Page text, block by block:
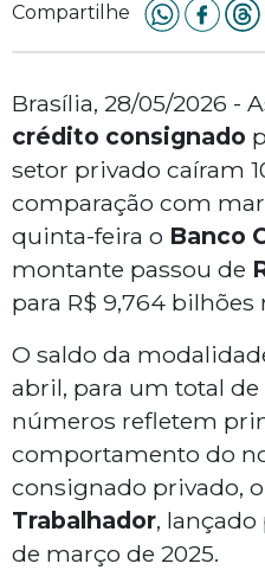
Compartilhe
Brasília, 28/05/2026 -
crédito consignado
setor privado caíram
comparação com
quinta-feira o Banco
montante passou de
para R$ 9,764 bilhões
O saldo da
abril, para um total de
números refletem
comportamento do
consignado privado, o
Trabalhador,
de março de 2025.